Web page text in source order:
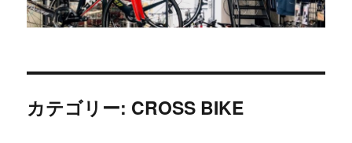
カテゴリー: CROSS BIKE